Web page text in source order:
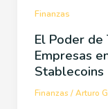
Finanzas
El Poder de
Empresas
Stablecoins
Finanzas /Arturo